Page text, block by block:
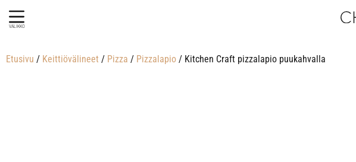
VALIKKO
Etusivu / Keittiövälineet / Pizza / Pizzalapio / Kitchen Craft pizzalapio puukahvalla